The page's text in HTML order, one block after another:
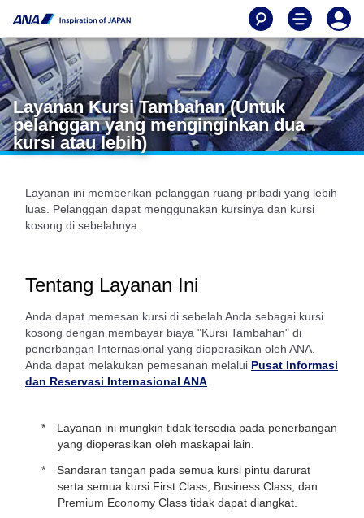
Layanan Kursi Tambahan (Untuk
pelanggan yang menginginkan dua
kursi atau lebih)
Layanan ini memberikan pelanggan ruang pribadi yang lebih
luas. Pelanggan dapat menggunakan kursinya dan kursi
kosong di sebelahnya.
Tentang Layanan Ini
Anda dapat memesan kursi di sebelah Anda sebagai kursi
kosong dengan membayar biaya "Kursi Tambahan" di
penerbangan Internasional yang dioperasikan oleh ANA.
Anda dapat melakukan pemesanan melalui Pusat Informasi
dan Reservasi Internasional ANA
Layanan ini mungkin tidak tersedia pada penerbangan
yang dioperasikan oleh maskapai lain.
Sandaran tangan pada semua kursi pintu darurat
serta semua kursi First Class, Business Class, dan
Premium Economy Class tidak dapat diangkat.